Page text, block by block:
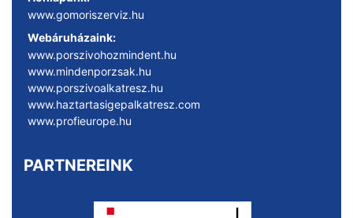
www.gomoriszerviz.hu
Webáruházaink:
www.porszivohozmindent.hu
www.mindenporzsak.hu
www.porszivoalkatresz.hu
www.haztartasigepalkatresz.com
www.profieurope.hu
PARTNEREINK